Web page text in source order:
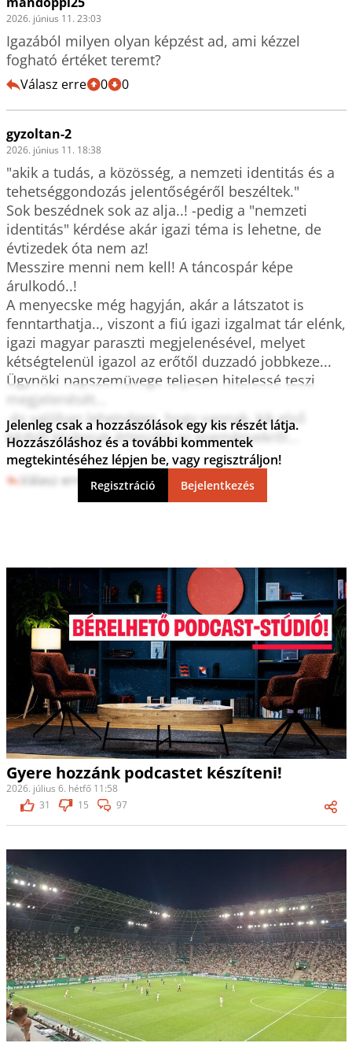
2026. június 11. 23:03
Igazából milyen olyan képzést ad, ami kézzel
fogható értéket teremt?
Válasz erre 0 0
gyzoltan-2
2026. június 11. 18:38
"akik a tudás, a közösség, a nemzeti identitás és a
tehetséggondozás jelentőségéről beszéltek."
Sok beszédnek sok az alja..! -pedig a "nemzeti
identitás" kérdése akár igazi téma is lehetne, de
évtizedek óta nem az!
Messzire menni nem kell! A táncospár képe
árulkodó..!
A menyecske még hagyján, akár a látszatot is
fenntarthatja.., viszont a fiú igazi izgalmat tár elénk,
igazi magyar paraszti megjelenésével, melyet
kétségtelenül igazol az erőtől duzzadó jobbkeze...
Ügynöki napszemüvege teljesen hitelessé teszi
megjelenését...
-és valóban lehetséges, hogy vannak, kik első
kézből kívánnak értesülni az eseményekről...
Válasz erre 0 0
Jelenleg csak a hozzászólások egy kis részét látja.
Hozzászóláshoz és a további kommentek
megtekintéséhez lépjen be, vagy regisztráljon!
Regisztráció Bejelentkezés
Gyere hozzánk podcastet készíteni!
2026. július 6. hétfő 11:58
31
15 97